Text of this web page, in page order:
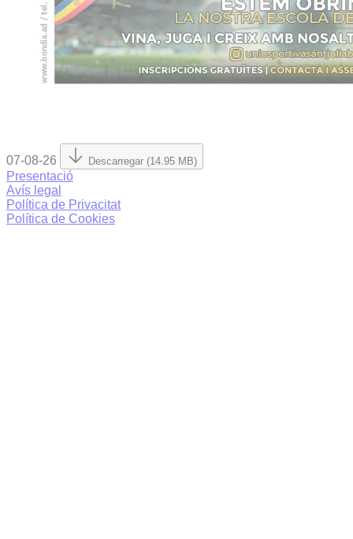
07-08-26 Descarregar (14.95 MB)
Presentació
Avís legal
Política de Privacitat
Política de Cookies